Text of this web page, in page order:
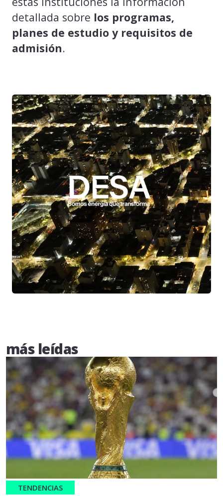
detallada sobre los programas,
planes de estudio y requisitos de
admisión.
más leídas
TENDENCIAS